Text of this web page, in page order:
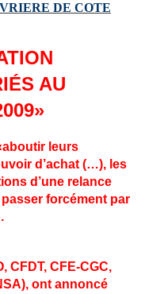
DE COTE
AU
leurs
d’achat (…), les
d’une relance
forcément par
CFDT, CFE-CGC,
ont annoncé